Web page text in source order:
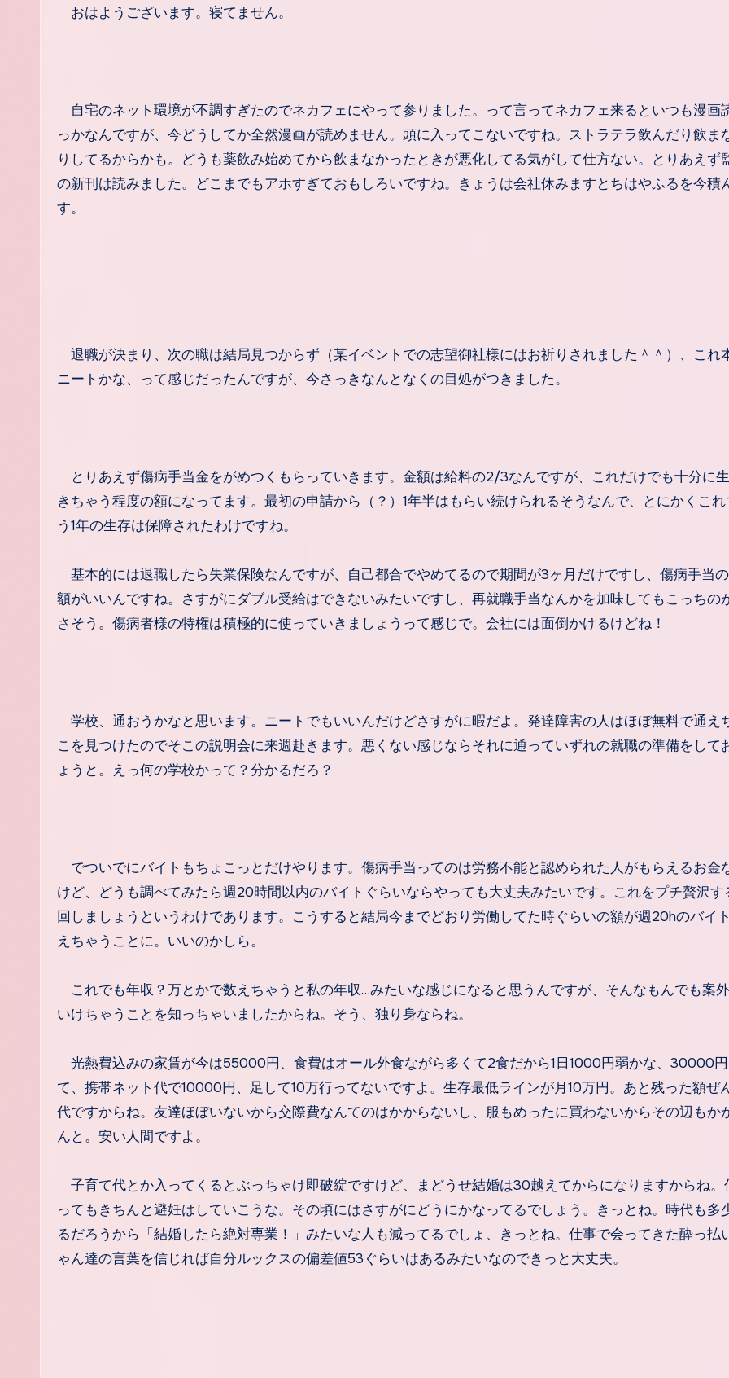
おはようございます。寝てません。
自宅のネット環境が不調すぎたのでネカフェにやって参りました。って言ってネカフェ来るといつも漫画
っかなんですが、今どうしてか全然漫画が読めません。頭に入ってこないですね。ストラテラ飲んだり飲ま
りしてるからかも。どうも薬飲み始めてから飲まなかったときが悪化してる気がして仕方ない。とりあえず
の新刊は読みました。どこまでもアホすぎておもしろいですね。きょうは会社休みますとちはやふるを今積
す。
退職が決まり、次の職は結局見つからず（某イベントでの志望御社様にはお祈りされました＾＾）、これ
ニートかな、って感じだったんですが、今さっきなんとなくの目処がつきました。
とりあえず傷病手当金をがめつくもらっていきます。金額は給料の2/3なんですが、これだけでも十分に
きちゃう程度の額になってます。最初の申請から（？）1年半はもらい続けられるそうなんで、とにかくこ
う1年の生存は保障されたわけですね。
基本的には退職したら失業保険なんですが、自己都合でやめてるので期間が3ヶ月だけですし、傷病手当
額がいいんですね。さすがにダブル受給はできないみたいですし、再就職手当なんかを加味してもこっちの
さそう。傷病者様の特権は積極的に使っていきましょうって感じで。会社には面倒かけるけどね！
学校、通おうかなと思います。ニートでもいいんだけどさすがに暇だよ。発達障害の人はほぼ無料で通え
こを見つけたのでそこの説明会に来週赴きます。悪くない感じならそれに通っていずれの就職の準備をして
ょうと。えっ何の学校かって？分かるだろ？
でついでにバイトもちょこっとだけやります。傷病手当ってのは労務不能と認められた人がもらえるお金
けど、どうも調べてみたら週20時間以内のバイトぐらいならやっても大丈夫みたいです。これをプチ贅沢す
回しましょうというわけであります。こうすると結局今までどおり労働してた時ぐらいの額が週20hのバイ
えちゃうことに。いいのかしら。
これでも年収？万とかで数えちゃうと私の年収…みたいな感じになると思うんですが、そんなもんでも案
いけちゃうことを知っちゃいましたからね。そう、独り身ならね。
光熱費込みの家賃が今は55000円、食費はオール外食ながら多くて2食だから1日1000円弱かな、30000
て、携帯ネット代で10000円、足して10万行ってないですよ。生存最低ラインが月10万円。あと残った額ぜ
代ですからね。友達ほぼいないから交際費なんてのはかからないし、服もめったに買わないからその辺もか
んと。安い人間ですよ。
子育て代とか入ってくるとぶっちゃけ即破綻ですけど、まどうせ結婚は30越えてからになりますからね。
ってもきちんと避妊はしていこうな。その頃にはさすがにどうにかなってるでしょう。きっとね。時代も多
るだろうから「結婚したら絶対専業！」みたいな人も減ってるでしょ、きっとね。仕事で会ってきた酔っ払
ゃん達の言葉を信じれば自分ルックスの偏差値53ぐらいはあるみたいなのできっと大丈夫。